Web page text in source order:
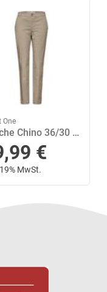
One
Weiche Chino 36/30 - Safari Beige
€
MwSt.